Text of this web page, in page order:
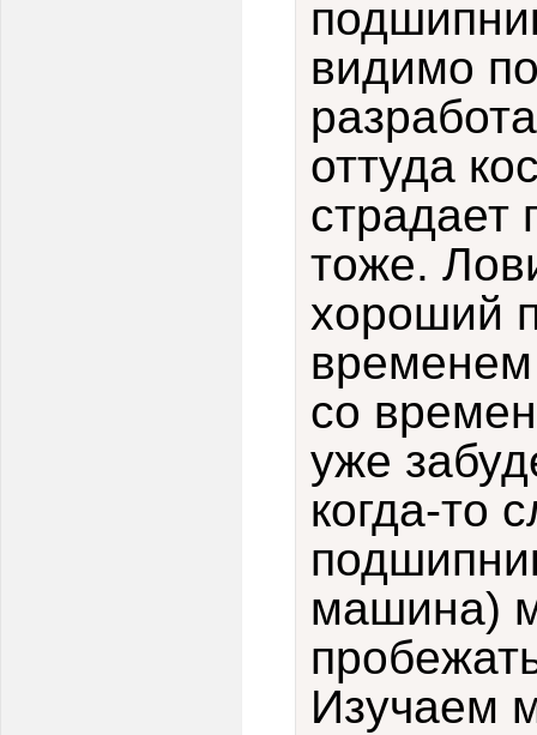
видимо
оттуда
страдает
тоже.
хороший
со
уже
когда-то
машина)
Изучаем